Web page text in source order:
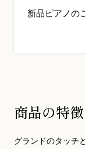
新品ピアノの
商品の特徴
グランドのタッチ